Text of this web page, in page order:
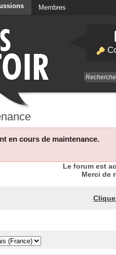
Membres
en cours de maintenance.
Le forum est
Merci de